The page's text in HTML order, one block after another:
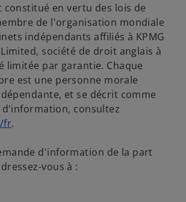
n
s
u
n
n
o
u
v
e
o
n
v
r
e
d
a
n
s
u
n
o
u
constitué en vertu des lois de
de l'organisation mondiale
indépendants affiliés à KPMG
société de droit anglais à
limitée par garantie. Chaque
est une personne morale
et se décrit comme
consultez
frs
o
u
.
d'information de la part
vous à :